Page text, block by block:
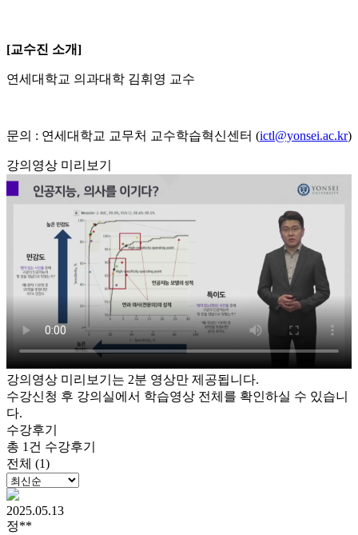
[교수진 소개]
연세대학교 의과대학 김휘영 교수
문의 : 연세대학교 교무처 교수학습혁신센터 (ictl@yonsei.ac.kr)
강의영상 미리보기
강의영상 미리보기는 2분 영상만 제공됩니다.
수강신청 후 강의실에서 학습영상 전체를 확인하실 수 있습니
다.
수강후기
총 1건 수강후기
전체 (1)
2025.05.13
정**